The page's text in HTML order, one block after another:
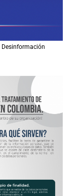
Desinformación